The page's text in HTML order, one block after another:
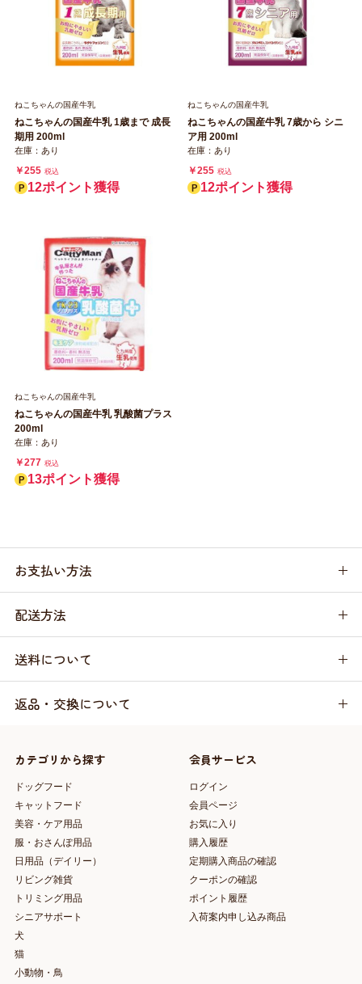
ねこちゃんの国産牛乳
ねこちゃんの国産牛乳 1歳まで 成長
期用 200ml
在庫：あり
￥255 税込
12ポイント獲得
ねこちゃんの国産牛乳
ねこちゃんの国産牛乳 7歳から シニ
ア用 200ml
在庫：あり
￥255 税込
12ポイント獲得
ねこちゃんの国産牛乳
ねこちゃんの国産牛乳 乳酸菌プラス
200ml
在庫：あり
￥277 税込
13ポイント獲得
お支払い方法
配送方法
送料について
返品・交換について
カテゴリから探す
ドッグフード
キャットフード
美容・ケア用品
服・おさんぽ用品
日用品（デイリー）
リビング雑貨
トリミング用品
シニアサポート
犬
猫
小動物・鳥
会員サービス
ログイン
会員ページ
お気に入り
購入履歴
定期購入商品の確認
クーポンの確認
ポイント履歴
入荷案内申し込み商品